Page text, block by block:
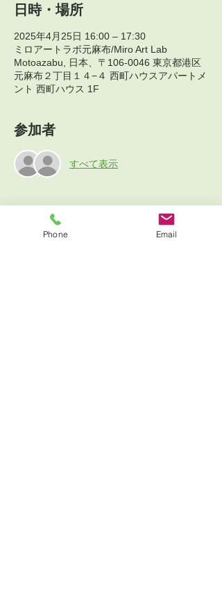
日時・場所
2025年4月25日 16:00 – 17:30
ミロアートラボ元麻布/Miro Art Lab
Motoazabu, 日本、〒106-0046 東京都港区
元麻布２丁目１４−４ 西町ハウスアパートメ
ント 西町ハウス 1F
参加者
すべて表示
イベントについて
＊English below
Phone Email